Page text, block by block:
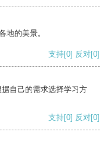
地的美景。
支持[0] 反对[0]
自己的需求选择学习方
支持[0] 反对[0]